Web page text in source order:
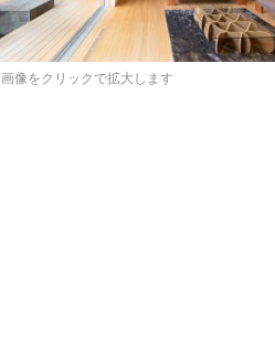
画像をクリックで拡大します